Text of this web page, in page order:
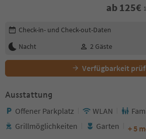
ab 125€
Buchungsdetails bearbeiten
Check-in- und Check-out-Daten
Nacht
2 Gäste
Verfügbarkeit
Ausstattung
Offener Parkplatz WLAN
Grillmöglichkeiten
Garten + 5